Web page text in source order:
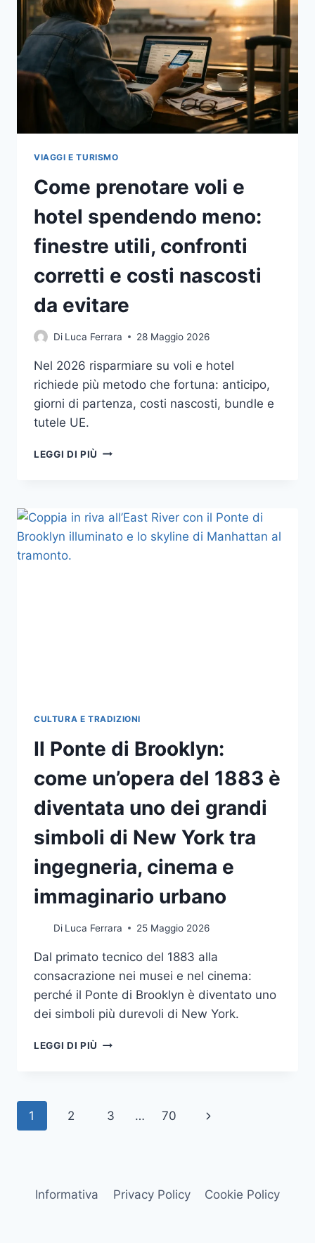
PROTEGGERE
I
RISULTATI
VIAGGI E TURISMO
Come prenotare voli e
hotel spendendo meno:
finestre utili, confronti
corretti e costi nascosti
da evitare
Di Luca Ferrara 28 Maggio 2026
Nel 2026 risparmiare su voli e hotel
richiede più metodo che fortuna: anticipo,
giorni di partenza, costi nascosti, bundle e
tutele UE.
LEGGI DI PIÙ COME
SPENDENDO
MENO:
CULTURA E TRADIZIONI
Il Ponte di Brooklyn:
come un’opera del 1883 è
diventata uno dei grandi
simboli di New York tra
ingegneria, cinema e
immaginario urbano
Di Luca Ferrara 25 Maggio 2026
Dal primato tecnico del 1883 alla
consacrazione nei musei e nel cinema:
perché il Ponte di Brooklyn è diventato uno
dei simboli più durevoli di New York.
LEGGI DI PIÙ
UN’OPERA
UNO
Navigazione
1 2 3 … 70
Pagina
Informativa Privacy Policy Cookie Policy